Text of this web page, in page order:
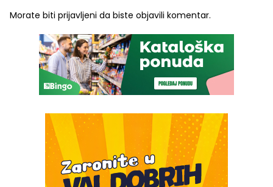
Morate biti prijavljeni da biste objavili komentar.